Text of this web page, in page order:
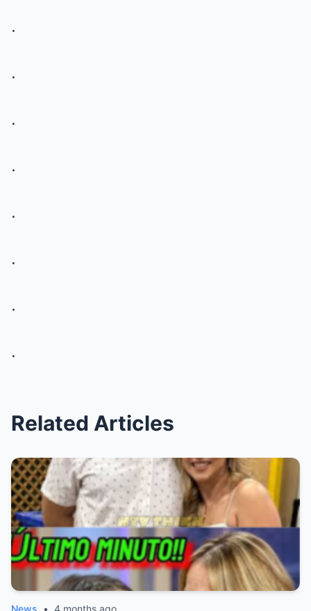
.
.
.
.
.
.
.
.
Related Articles
News • 4 months ago